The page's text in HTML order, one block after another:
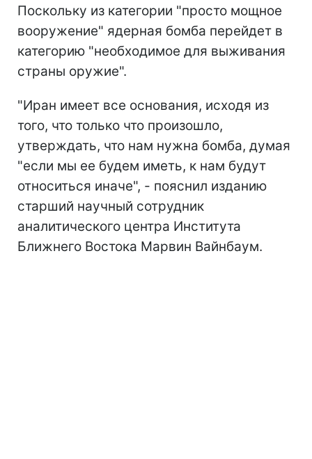
Поскольку из категории "просто мощное
вооружение" ядерная бомба перейдет в
категорию "необходимое для выживания
страны оружие".
"Иран имеет все основания, исходя из
того, что только что произошло,
утверждать, что нам нужна бомба, думая
"если мы ее будем иметь, к нам будут
относиться иначе", - пояснил изданию
старший научный сотрудник
аналитического центра Института
Ближнего Востока Марвин Вайнбаум.